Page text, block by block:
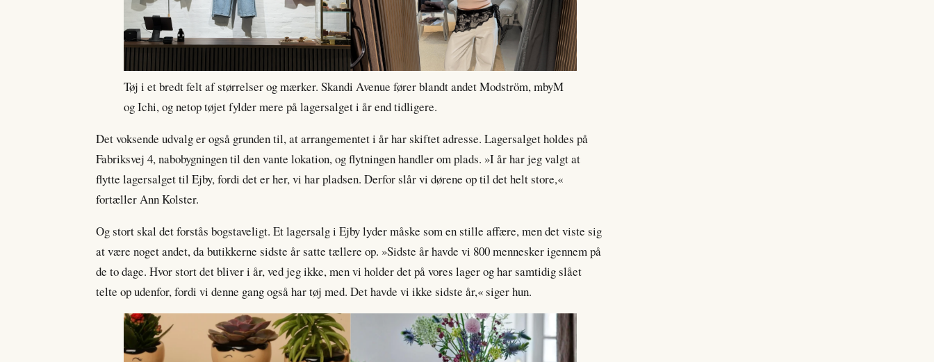
Tøj i et bredt felt af størrelser og mærker. Skandi Avenue fører blandt andet Modström, mbyM
og Ichi, og netop tøjet fylder mere på lagersalget i år end tidligere.
Det voksende udvalg er også grunden til, at arrangementet i år har skiftet adresse. Lagersalget holdes på
Fabriksvej 4, nabobygningen til den vante lokation, og flytningen handler om plads. »I år har jeg valgt at
flytte lagersalget til Ejby, fordi det er her, vi har pladsen. Derfor slår vi dørene op til det helt store,«
fortæller Ann Kolster.
Og stort skal det forstås bogstaveligt. Et lagersalg i Ejby lyder måske som en stille affære, men det viste sig
at være noget andet, da butikkerne sidste år satte tællere op. »Sidste år havde vi 800 mennesker igennem på
de to dage. Hvor stort det bliver i år, ved jeg ikke, men vi holder det på vores lager og har samtidig slået
telte op udenfor, fordi vi denne gang også har tøj med. Det havde vi ikke sidste år,« siger hun.